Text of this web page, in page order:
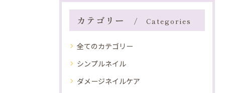
カテゴリー Categories
全てのカテゴリー
シンプルネイル
ダメージネイルケア